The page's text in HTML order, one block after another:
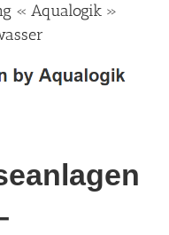
« Aqualogik »